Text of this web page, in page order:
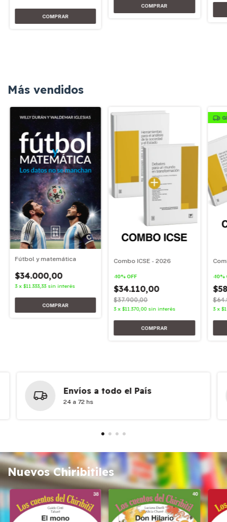
Más vendidos
Fútbol y matemática
$34.000,00
3 x $11.333,33 sin interés
Combo ICSE - 2026
-10%OFF
$34.110,00
$37.900,00
3 x$11.370,00 sin interés
-10%
3 x
Envíos a todo el País
24 a 72 hs
Nuevos Chiribitiles